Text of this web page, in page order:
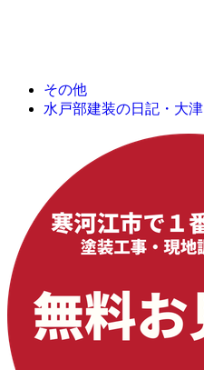
その他
水戸部建装の日記・大津